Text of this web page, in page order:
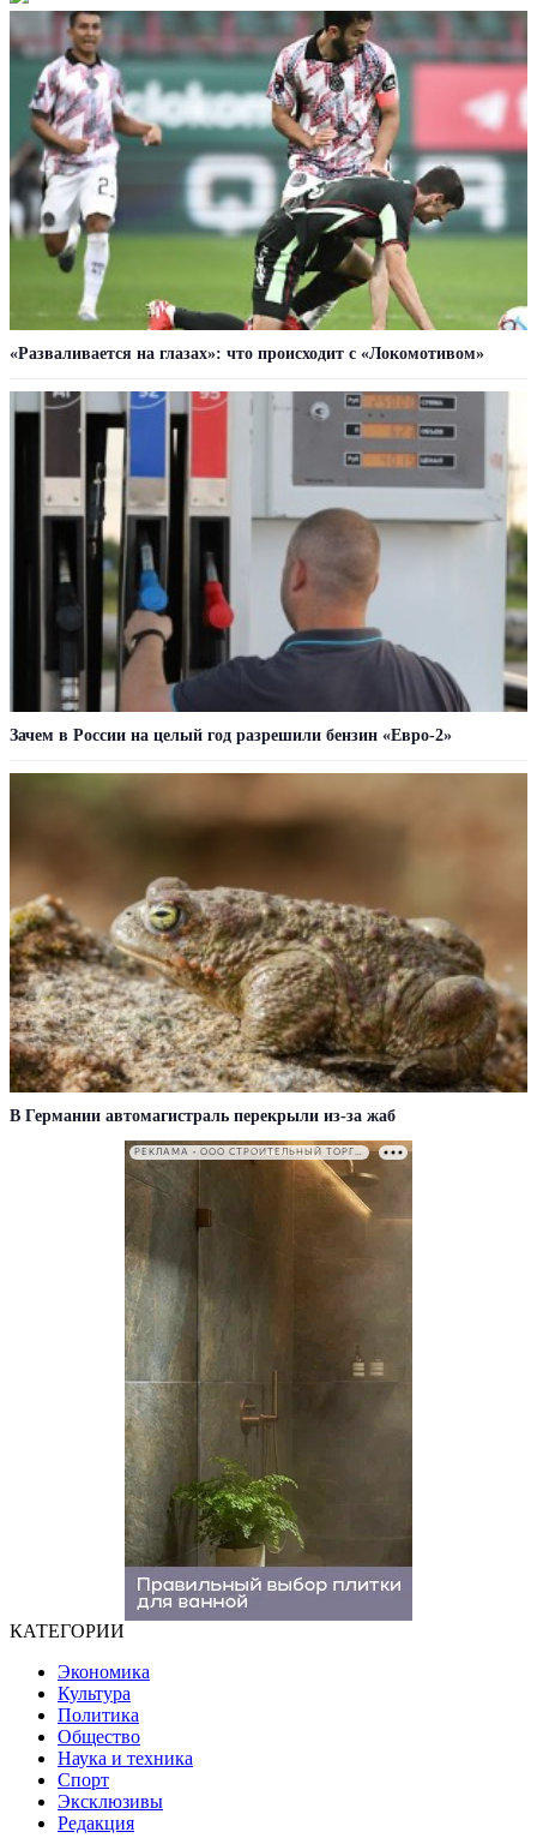
«Разваливается на глазах»: что происходит с «Локомотивом»
Зачем в России на целый год разрешили бензин «Евро-2»
В Германии автомагистраль перекрыли из-за жаб
РЕКЛАМА • ООО СТРОИТЕЛЬНЫЙ ТОРГОВЫЙ ДОМ «ПЕТРОВИЧ». ИНН: 7802348846
КАТЕГОРИИ
Экономика
Культура
Политика
Общество
Наука и техника
Спорт
Эксклюзивы
Редакция